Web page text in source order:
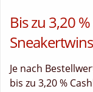
Bis zu 3,20
Je nach
bis zu 3,20 %